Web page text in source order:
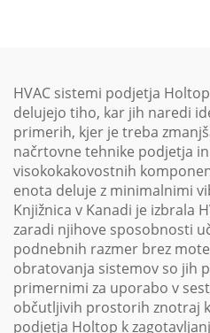
HVAC sistemi podjetja
delujejo tiho, kar jih naredi
primerih, kjer je treba
načrtovne tehnike podjetja
visokokakovostnih
enota deluje z minimalnimi
Knjižnica v Kanadi je izbrala
zaradi njihove sposobnosti
podnebnih razmer brez
obratovanja sistemov so jih
primernimi za uporabo v
občutljivih prostorih znotraj
podjetja Holtop k